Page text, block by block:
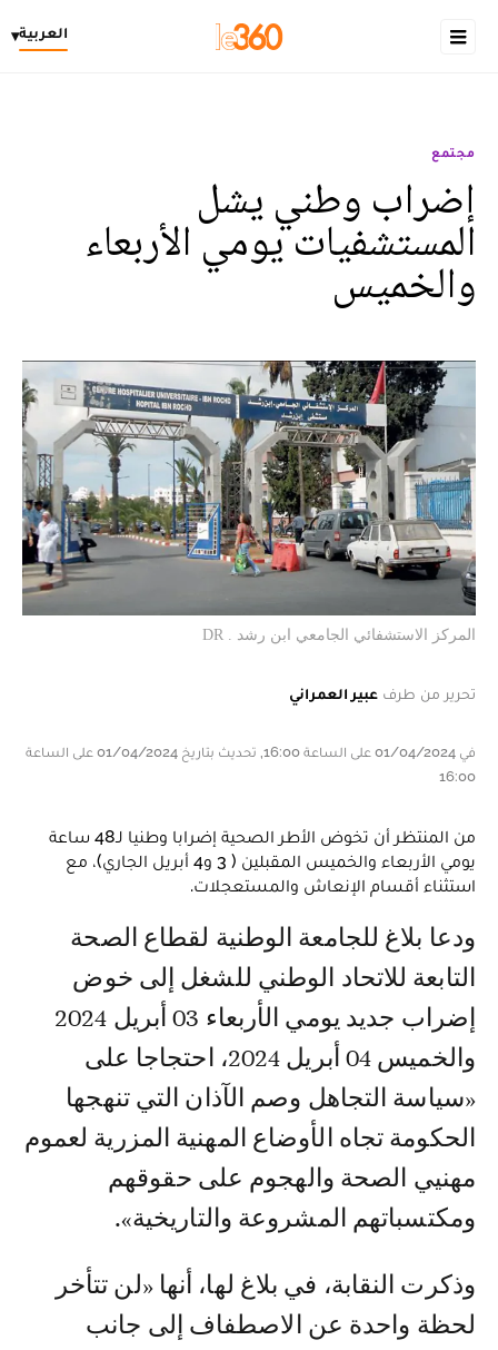
العربية▾
مجتمع
إضراب وطني يشل
المستشفيات يومي الأربعاء
والخميس
المركز الاستشفائي الجامعي ابن رشد . DR
تحرير من طرف عبير العمراني
في 01/04/2024 على الساعة 16:00, تحديث بتاريخ 01/04/2024 على الساعة
16:00
من المنتظر أن تخوض الأطر الصحية إضرابا وطنيا لـ48 ساعة
يومي الأربعاء والخميس المقبلين ( 3 و4 أبريل الجاري)، مع
استثناء أقسام الإنعاش والمستعجلات.
ودعا بلاغ للجامعة الوطنية لقطاع الصحة
التابعة للاتحاد الوطني للشغل إلى خوض
إضراب جديد يومي الأربعاء 03 أبريل 2024
والخميس 04 أبريل 2024، احتجاجا على
«سياسة التجاهل وصم الآذان التي تنهجها
الحكومة تجاه الأوضاع المهنية المزرية لعموم
مهنيي الصحة والهجوم على حقوقهم
ومكتسباتهم المشروعة والتاريخية».
وذكرت النقابة، في بلاغ لها، أنها «لن تتأخر
لحظة واحدة عن الاصطفاف إلى جانب